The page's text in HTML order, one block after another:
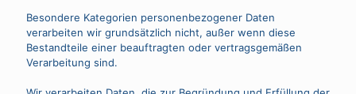
Besondere Kategorien personenbezogener Daten
verarbeiten wir grundsätzlich nicht, außer wenn diese
Bestandteile einer beauftragten oder vertragsgemäßen
Verarbeitung sind.